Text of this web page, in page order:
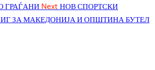
ГРАЃАНИ Next НОВ СПОРТСКИ
ЗА МАКЕДОНИЈА И ОПШТИНА БУТЕЛ